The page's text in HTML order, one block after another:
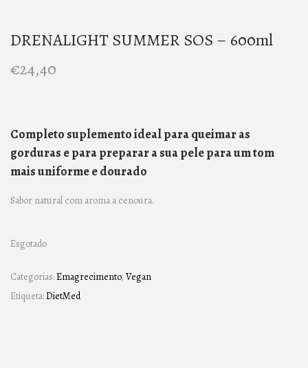
DRENALIGHT SUMMER SOS – 600ml
€24,40
Completo suplemento ideal para queimar as
gorduras e para preparar a sua pele para um tom
mais uniforme e dourado
Sabor natural com aroma a cenoura.
Esgotado
Categorias:Emagrecimento, Vegan
Etiqueta:DietMed